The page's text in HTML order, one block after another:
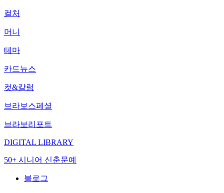
컬처
머니
테마
카드뉴스
컷&칼럼
브라보스페셜
브라보리포트
DIGITAL LIBRARY
50+ 시니어 신춘문예
블로그